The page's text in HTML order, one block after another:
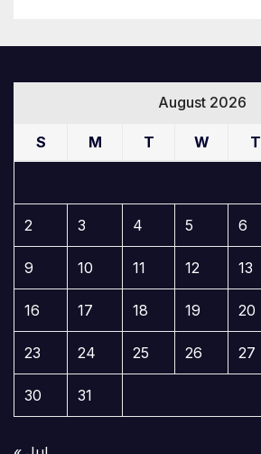
August 2026
S M T W T
2 3 4 5 6
9 10 11 12 13
16 17 18 19 20
23 24 25 26 27
30 31